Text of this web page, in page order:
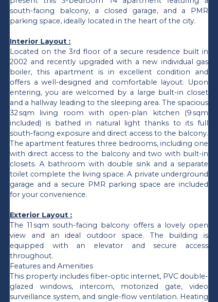
south-facing balcony, a closed garage, and a PMR
parking space, ideally located in the heart of the city.
Interior Layout :
Located on the 3rd floor of a secure residence built in
2002 and recently upgraded with a new individual gas
boiler, this apartment is in excellent condition and
offers a well-designed and comfortable layout. Upon
entering, you are welcomed by a large built-in closet
and a hallway leading to the sleeping area. The spacious
32 sqm living room with open-plan kitchen (9 sqm
included) is bathed in natural light thanks to its full
south-facing exposure and direct access to the balcony.
The apartment features three bedrooms, including one
with direct access to the balcony and two with built-in
closets. A bathroom with double sink and a separate
toilet complete the living space. A private underground
garage and a secure PMR parking space are included
for your convenience.
Exterior Layout :
The 11 sqm south-facing balcony offers a lovely open
view and an ideal outdoor space. The building is
equipped with an elevator and secure access
throughout.
Features and Amenities
This property includes fiber-optic internet, PVC double-
glazed windows, intercom, motorized gate, video
surveillance system, and single-flow ventilation. Heating